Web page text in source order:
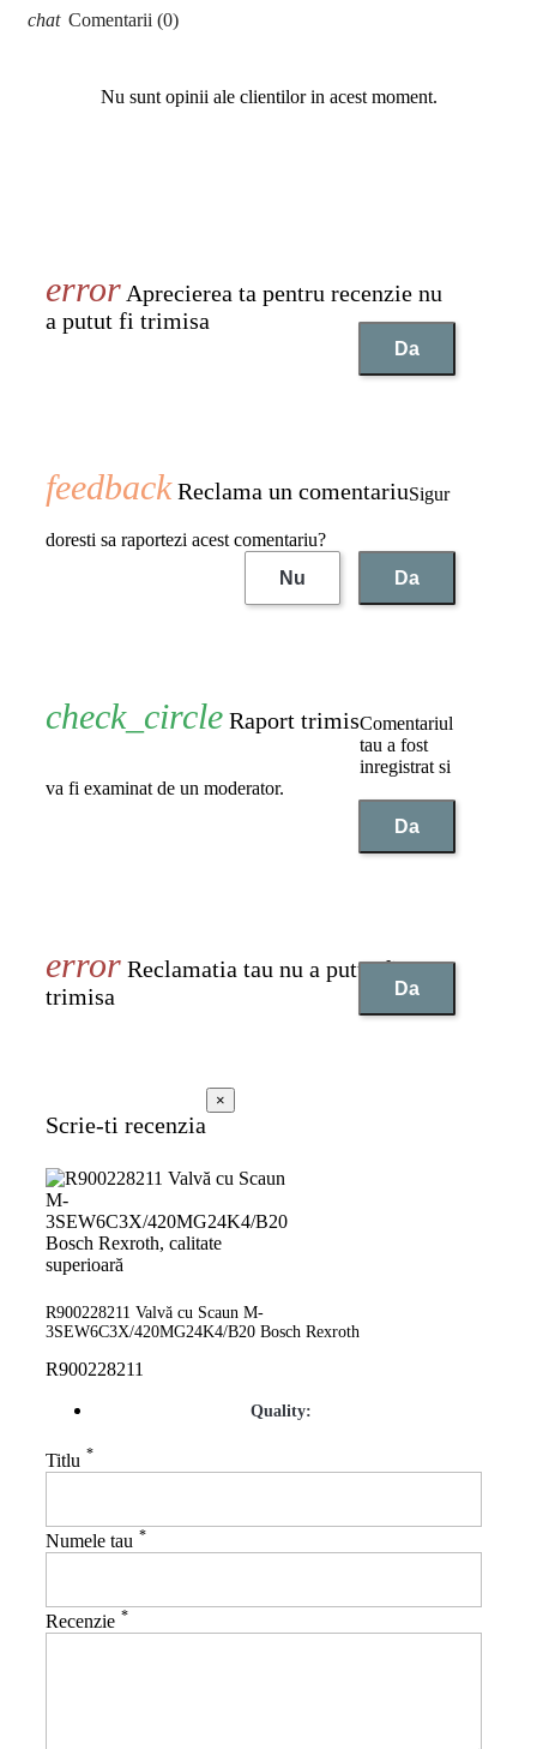
Comentarii (0)
Nu sunt opinii ale clientilor in acest moment.
Aprecierea ta pentru recenzie nu
a putut fi trimisa
Da
Reclama un comentariuSigur
doresti sa raportezi acest comentariu?
Nu
Da
Raport trimisComentariul
tau a fost
inregistrat si
va fi examinat de un moderator.
Da
Reclamatia tau nu a putut fi
trimisa
Da
Scrie-ti recenzia
×
R900228211 Valvă cu Scaun M-
3SEW6C3X/420MG24K4/B20 Bosch Rexroth
R900228211
Quality:
Titlu *
Numele tau *
Recenzie *